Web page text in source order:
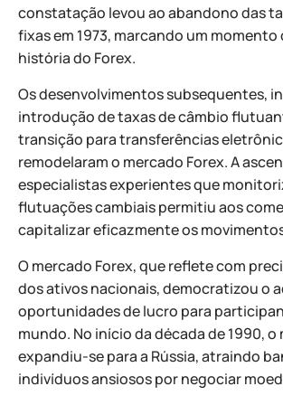
constatação levou ao abandono das
fixas em 1973, marcando um momento
história do Forex.
Os desenvolvimentos subsequentes,
introdução de taxas de câmbio
transição para transferências
remodelaram o mercado Forex. A
especialistas experientes que
flutuações cambiais permitiu aos
capitalizar eficazmente os
O mercado Forex, que reflete com
dos ativos nacionais, democratizou o
oportunidades de lucro para
mundo. No início da década de 1990, o
expandiu-se para a Rússia, atraindo
indivíduos ansiosos por negociar